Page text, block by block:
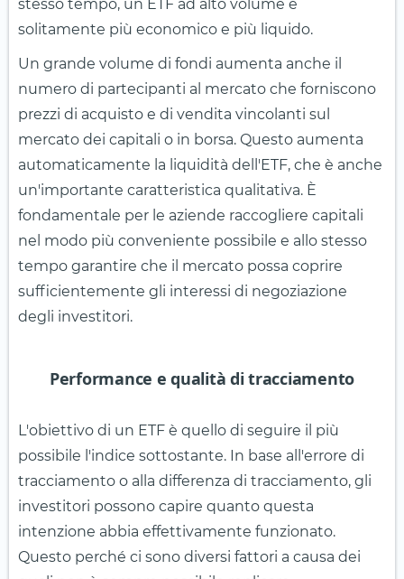
stesso tempo, un ETF ad alto volume è
solitamente più economico e più liquido.
Un grande volume di fondi aumenta anche il
numero di partecipanti al mercato che forniscono
prezzi di acquisto e di vendita vincolanti sul
mercato dei capitali o in borsa. Questo aumenta
automaticamente la liquidità dell'ETF, che è anche
un'importante caratteristica qualitativa. È
fondamentale per le aziende raccogliere capitali
nel modo più conveniente possibile e allo stesso
tempo garantire che il mercato possa coprire
sufficientemente gli interessi di negoziazione
degli investitori.
Performance e qualità di tracciamento
L'obiettivo di un ETF è quello di seguire il più
possibile l'indice sottostante. In base all'errore di
tracciamento o alla differenza di tracciamento, gli
investitori possono capire quanto questa
intenzione abbia effettivamente funzionato.
Questo perché ci sono diversi fattori a causa dei